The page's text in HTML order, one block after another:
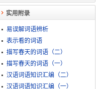
实用附录
易误解词语辨析
表示看的词语
描写春天的词语（二）
描写春天的词语（一）
汉语词语知识汇编（二）
汉语词语知识汇编（一）